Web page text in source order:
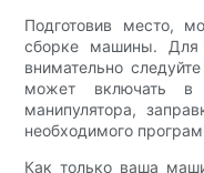
Подготовив место,
сборке машины. Для
внимательно
может включать в
манипулятора,
необходимого
Как только ваша